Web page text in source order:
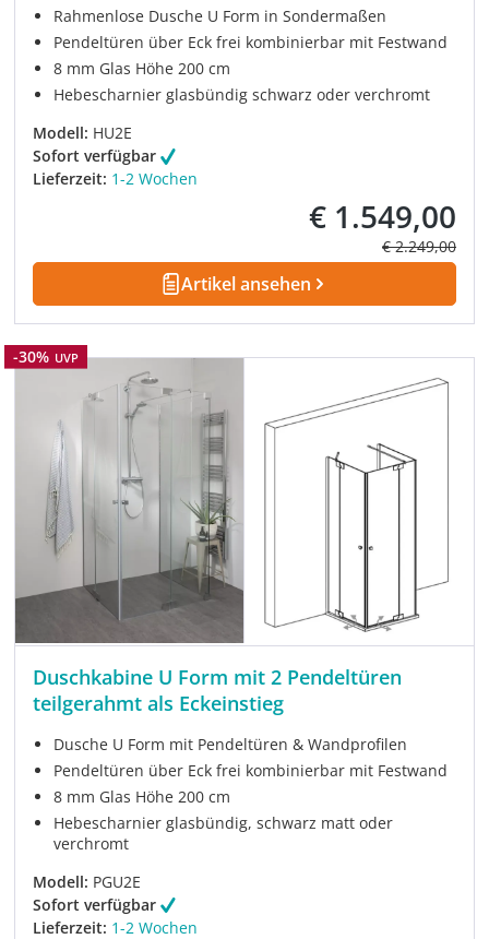
Rahmenlose Dusche U Form in Sondermaßen
Pendeltüren über Eck frei kombinierbar mit Festwand
8 mm Glas Höhe 200 cm
Hebescharnier glasbündig schwarz oder verchromt
Modell: HU2E
Sofort verfügbar
Lieferzeit: 1-2 Wochen
Verkaufspreis:
€ 1.549,00
Regulärer
€ 2.249,00
Artikel ansehen
Rabatt
-30% UVP
Duschkabine U Form mit 2 Pendeltüren
teilgerahmt als Eckeinstieg
Dusche U Form mit Pendeltüren & Wandprofilen
Pendeltüren über Eck frei kombinierbar mit Festwand
8 mm Glas Höhe 200 cm
Hebescharnier glasbündig, schwarz matt oder
verchromt
Modell: PGU2E
Sofort verfügbar
Lieferzeit: 1-2 Wochen